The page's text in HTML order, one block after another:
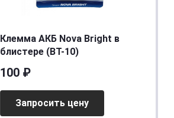
Клемма АКБ Nova Bright в
блистере (BT-10)
100 ₽
Запросить цену